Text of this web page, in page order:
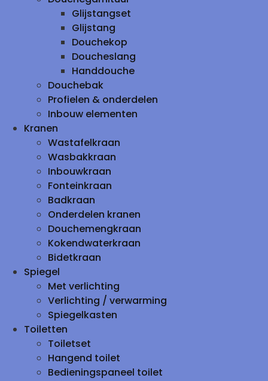
Glijstangset
Glijstang
Douchekop
Doucheslang
Handdouche
Douchebak
Profielen & onderdelen
Inbouw elementen
Kranen
Wastafelkraan
Wasbakkraan
Inbouwkraan
Fonteinkraan
Badkraan
Onderdelen kranen
Douchemengkraan
Kokendwaterkraan
Bidetkraan
Spiegel
Met verlichting
Verlichting / verwarming
Spiegelkasten
Toiletten
Toiletset
Hangend toilet
Bedieningspaneel toilet